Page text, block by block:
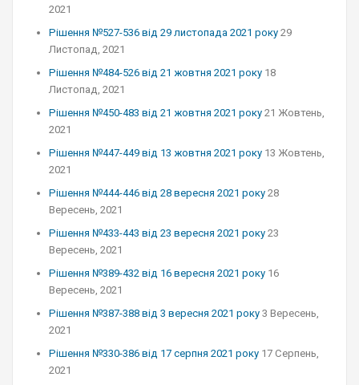
2021
Рішення №527-536 від 29 листопада 2021 року 29
Листопад, 2021
Рішення №484-526 від 21 жовтня 2021 року 18
Листопад, 2021
Рішення №450-483 від 21 жовтня 2021 року 21 Жовтень,
2021
Рішення №447-449 від 13 жовтня 2021 року 13 Жовтень,
2021
Рішення №444-446 від 28 вересня 2021 року 28
Вересень, 2021
Рішення №433-443 від 23 вересня 2021 року 23
Вересень, 2021
Рішення №389-432 від 16 вересня 2021 року 16
Вересень, 2021
Рішення №387-388 від 3 вересня 2021 року 3 Вересень,
2021
Рішення №330-386 від 17 серпня 2021 року 17 Серпень,
2021